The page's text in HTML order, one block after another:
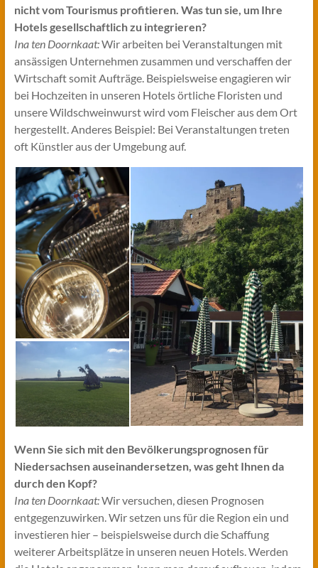
nicht vom Tourismus profitieren. Was tun sie, um Ihre
Hotels gesellschaftlich zu integrieren?
Ina ten Doornkaat:Wir arbeiten bei Veranstaltungen mit
ansässigen Unternehmen zusammen und verschaffen der
Wirtschaft somit Aufträge. Beispielsweise engagieren wir
bei Hochzeiten in unseren Hotels örtliche Floristen und
unsere Wildschweinwurst wird vom Fleischer aus dem Ort
hergestellt. Anderes Beispiel: Bei Veranstaltungen treten
oft Künstler aus der Umgebung auf.
Wenn Sie sich mit den Bevölkerungsprognosen für
Niedersachsen auseinandersetzen, was geht Ihnen da
durch den Kopf?
Ina ten Doornkaat:Wir versuchen, diesen Prognosen
entgegenzuwirken. Wir setzen uns für die Region ein und
investieren hier – beispielsweise durch die Schaffung
weiterer Arbeitsplätze in unseren neuen Hotels. Werden